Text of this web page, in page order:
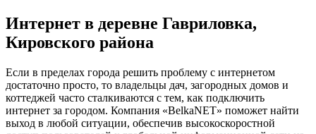
Интернет в деревне Гавриловка,
Кировского района
Если в пределах города решить проблему с интернетом
достаточно просто, то владельцы дач, загородных домов и
коттеджей часто сталкиваются с тем, как подключить
интернет за городом. Компания «BelkaNET» поможет найти
выход в любой ситуации, обеспечив высокоскоростной